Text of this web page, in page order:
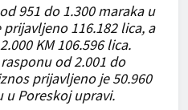
951 do 1.300 maraka u
116.182 lica, a
KM 106.596 lica.
od 2.001 do
prijavljeno je 50.960
u Poreskoj upravi.